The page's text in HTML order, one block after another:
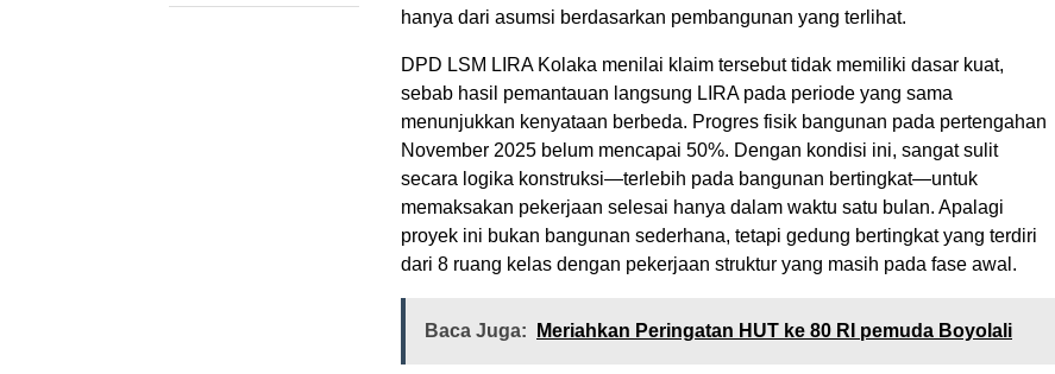
hanya dari asumsi berdasarkan pembangunan yang terlihat.
DPD LSM LIRA Kolaka menilai klaim tersebut tidak memiliki dasar kuat,
sebab hasil pemantauan langsung LIRA pada periode yang sama
menunjukkan kenyataan berbeda. Progres fisik bangunan pada pertengahan
November 2025 belum mencapai 50%. Dengan kondisi ini, sangat sulit
secara logika konstruksi—terlebih pada bangunan bertingkat—untuk
memaksakan pekerjaan selesai hanya dalam waktu satu bulan. Apalagi
proyek ini bukan bangunan sederhana, tetapi gedung bertingkat yang terdiri
dari 8 ruang kelas dengan pekerjaan struktur yang masih pada fase awal.
Baca Juga: Meriahkan Peringatan HUT ke 80 RI pemuda Boyolali